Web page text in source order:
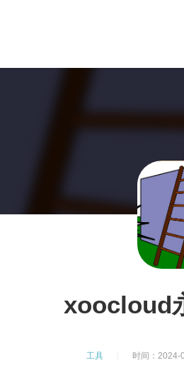
xoocloud
工具 时间：2024-